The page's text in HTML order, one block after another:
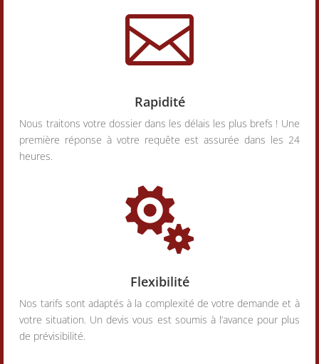

Rapidité
Nous traitons votre dossier dans les délais les plus brefs ! Une
première réponse à votre requête est assurée dans les 24
heures.

Flexibilité
Nos tarifs sont adaptés à la complexité de votre demande et à
votre situation. Un devis vous est soumis à l’avance pour plus
de prévisibilité.